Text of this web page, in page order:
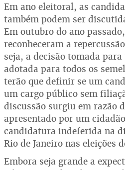
Em ano eleitoral, as
também podem ser
Em outubro do ano
reconheceram a
seja, a decisão tomada
adotada para todos os
terão que definir se um
um cargo público sem
discussão surgiu em razão
apresentado por um
candidatura indeferida na
Rio de Janeiro nas eleições
Embora seja grande a